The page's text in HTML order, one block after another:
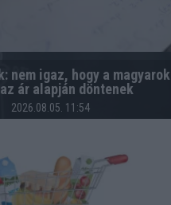
nem igaz, hogy a magyarok
ár alapján döntenek
2026.08.05. 11:54